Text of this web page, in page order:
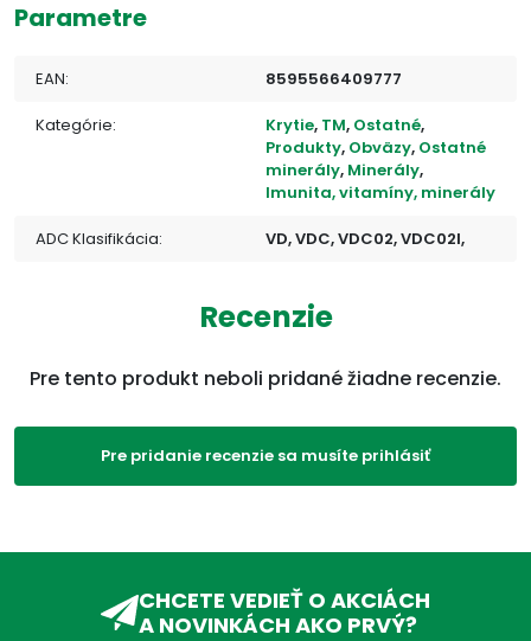
Parametre
EAN: 8595566409777
Kategórie: Krytie, TM, Ostatné,
Produkty, Obväzy, Ostatné
minerály, Minerály,
Imunita, vitamíny, minerály
ADC Klasifikácia: VD, VDC, VDC02, VDC02I,
Recenzie
Pre tento produkt neboli pridané žiadne recenzie.
Pre pridanie recenzie sa musíte prihlásiť
CHCETE VEDIEŤ O AKCIÁCH
A NOVINKÁCH AKO PRVÝ?